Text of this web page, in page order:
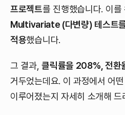
프로젝트를 진행했습니다. 이
Multivariate (다변량) 테스트
적용했습니다.
그 결과,클릭률을 208%, 전환
거두었는데요. 이 과정에서 어
이루어졌는지 자세히 소개해 드